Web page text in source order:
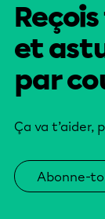
et
par
Ça va t’aider,
Abonne-